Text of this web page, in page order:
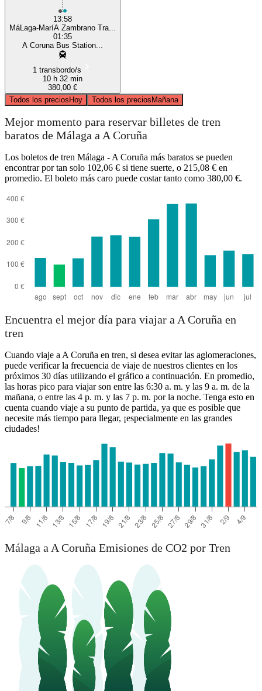
13:58
MáLaga-MaríA Zambrano Tra...
01:35
A Coruna Bus Station...
1 transbordo/s
10 h 32 min
380,00 €
Todos los preciosHoy Todos los preciosMañana
Mejor momento para reservar billetes de tren
baratos de Málaga a A Coruña
Los boletos de tren Málaga - A Coruña más baratos se pueden
encontrar por tan solo 102,06 € si tiene suerte, o 215,08 € en
promedio. El boleto más caro puede costar tanto como 380,00 €.
Encuentra el mejor día para viajar a A Coruña en
tren
Cuando viaje a A Coruña en tren, si desea evitar las aglomeraciones,
puede verificar la frecuencia de viaje de nuestros clientes en los
próximos 30 días utilizando el gráfico a continuación. En promedio,
las horas pico para viajar son entre las 6:30 a. m. y las 9 a. m. de la
mañana, o entre las 4 p. m. y las 7 p. m. por la noche. Tenga esto en
cuenta cuando viaje a su punto de partida, ya que es posible que
necesite más tiempo para llegar, ¡especialmente en las grandes
ciudades!
Málaga a A Coruña Emisiones de CO2 por Tren